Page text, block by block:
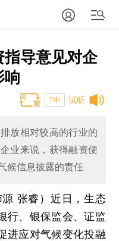
导意见对企
响
试听
T中
放相对较高的行业的
业来说，获得融资便
候信息披露的责任
张睿） 近日，生态
行、银保监会、证监
进应对气候变化投融